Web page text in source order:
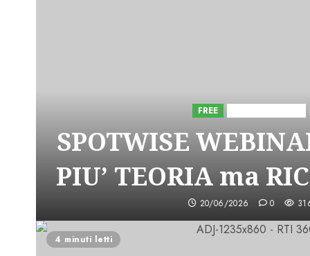
FREE
SPOTWISE
PIU’ TEORIA ma
20/06/2026 0
4 minuti letti